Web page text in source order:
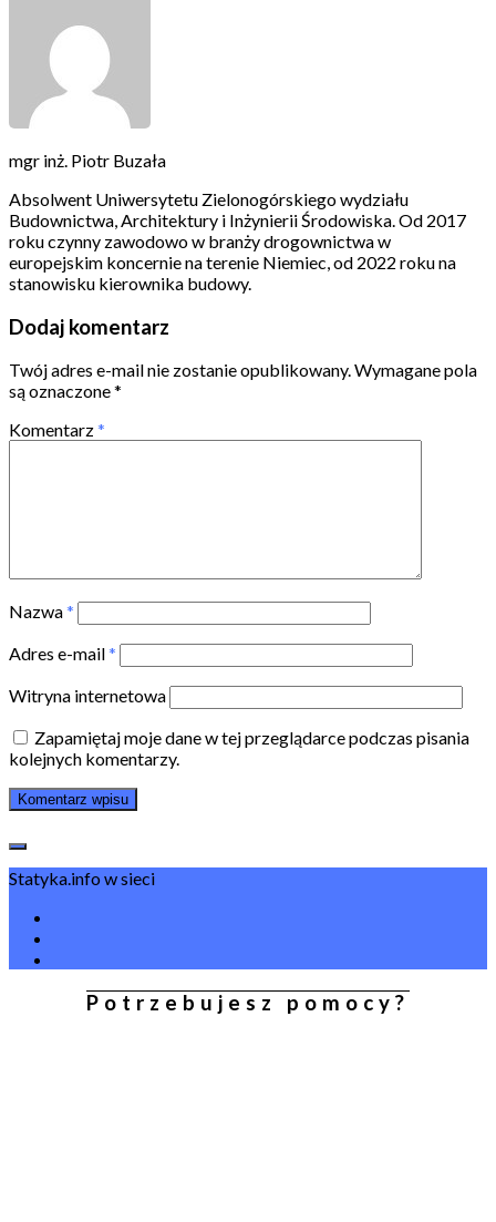
mgr inż. Piotr Buzała
Absolwent Uniwersytetu Zielonogórskiego wydziału
Budownictwa, Architektury i Inżynierii Środowiska. Od 2017
roku czynny zawodowo w branży drogownictwa w
europejskim koncernie na terenie Niemiec, od 2022 roku na
stanowisku kierownika budowy.
Dodaj komentarz
Twój adres e-mail nie zostanie opublikowany.Wymagane pola
są oznaczone*
Komentarz*
Nazwa*
Adres e-mail*
Witryna internetowa
Zapamiętaj moje dane w tej przeglądarce podczas pisania
kolejnych komentarzy.
Statyka.info w sieci
Potrzebujesz pomocy?